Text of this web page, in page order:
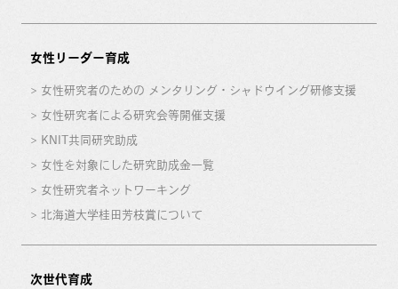
女性リーダー育成
女性研究者のための メンタリング・シャドウイング研修支援
女性研究者による研究会等開催支援
KNIT共同研究助成
女性を対象にした研究助成金一覧
女性研究者ネットワーキング
北海道大学桂田芳枝賞について
次世代育成